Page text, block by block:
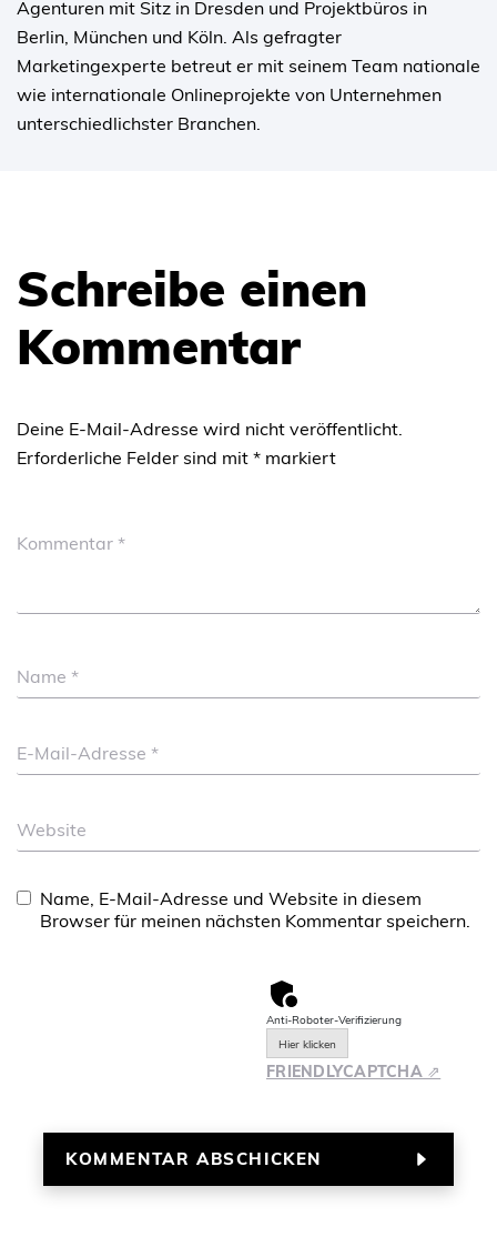
Agenturen mit Sitz in Dresden und Projektbüros in
Berlin, München und Köln. Als gefragter
Marketingexperte betreut er mit seinem Team nationale
wie internationale Onlineprojekte von Unternehmen
unterschiedlichster Branchen.
Schreibe einen
Kommentar
Deine E-Mail-Adresse wird nicht veröffentlicht.
Erforderliche Felder sind mit * markiert
Kommentar *
Name *
E-Mail-Adresse *
Website
Name, E-Mail-Adresse und Website in diesem
Browser für meinen nächsten Kommentar speichern.
Anti-Roboter-Verifizierung
Hier klicken
FRIENDLYCAPTCHA ⇗